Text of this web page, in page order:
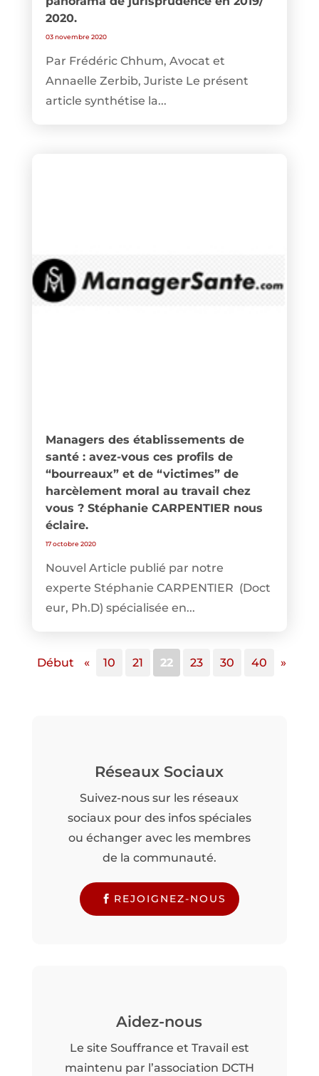
2020.
03 novembre 2020
Par Frédéric Chhum, Avocat et
Annaelle Zerbib, Juriste Le présent
article synthétise la...
Managers des établissements de
santé : avez-vous ces profils de
“bourreaux” et de “victimes” de
harcèlement moral au travail chez
vous ? Stéphanie CARPENTIER nous
éclaire.
17 octobre 2020
Nouvel Article publié par notre
experte Stéphanie CARPENTIER (Doct
eur, Ph.D) spécialisée en...
Début « 10 21 22 23 30 40 »
Réseaux Sociaux
Suivez-nous sur les réseaux
sociaux pour des infos spéciales
ou échanger avec les membres
de la communauté.
REJOIGNEZ-NOUS
Aidez-nous
Le site Souffrance et Travail est
maintenu par l’association DCTH